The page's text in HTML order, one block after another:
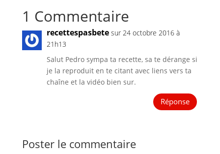
1 Commentaire
recettespasbete sur 24 octobre 2016 à
21h13
Salut Pedro sympa ta recette, sa te dérange si
je la reproduit en te citant avec liens vers ta
chaîne et la vidéo bien sur.
Réponse
Poster le commentaire